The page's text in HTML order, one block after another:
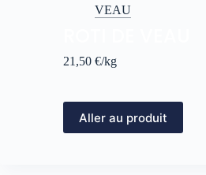
VEAU
21,50 €/kg
Aller au produit